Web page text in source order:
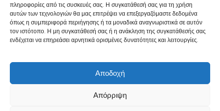
πληροφορίες από τις συσκευές σας. Η συγκατάθεσή σας για τη χρήση
αυτών των τεχνολογιών θα μας επιτρέψει να επεξεργαζόμαστε δεδομένα
όπως η συμπεριφορά περιήγησης ή τα μοναδικά αναγνωριστικά σε αυτόν
τον ιστότοπο. Η μη συγκατάθεσή σας ή η ανάκληση της συγκατάθεσής σας
ενδέχεται να επηρεάσει αρνητικά ορισμένες δυνατότητες και λειτουργίες.
Αποδοχή
Απόρριψη
ΕΓΓΡΑΦΕΣ
ΧΟΡΗΓΟΙ
ΠΩΣ ΘΑ ΦΤΑΣΕΤΕ